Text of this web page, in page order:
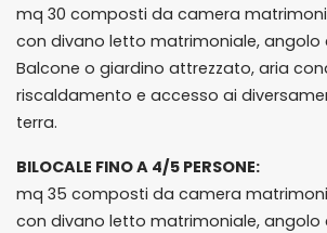
mq 30 composti da camera
con divano letto matrimoniale,
Balcone o giardino attrezzato, aria
riscaldamento e accesso ai
terra.
BILOCALE FINO A 4/5 PERSONE:
mq 35 composti da camera
con divano letto matrimoniale,